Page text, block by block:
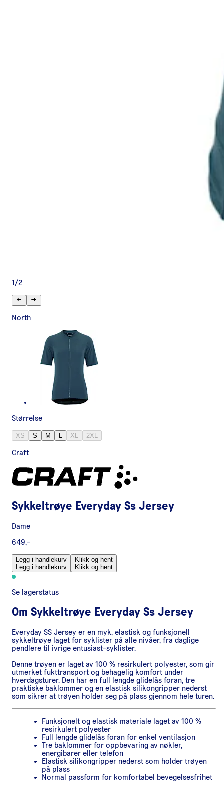
1 /2
North
Størrelse
XS S M L XL 2XL
Craft
Sykkeltrøye Everyday Ss Jersey
Dame
649,-
Legg i handlekurv
Legg i handlekurv
Klikk og hent
Klikk og hent
Se lagerstatus
Om Sykkeltrøye Everyday Ss Jersey
Everyday SS Jersey er en myk, elastisk og funksjonell
sykkeltrøye laget for syklister på alle nivåer, fra daglige
pendlere til ivrige entusiast-syklister.
Denne trøyen er laget av 100 % resirkulert polyester, som gir
utmerket fukttransport og behagelig komfort under
hverdagsturer. Den har en full lengde glidelås foran, tre
praktiske baklommer og en elastisk silikongripper nederst
som sikrer at trøyen holder seg på plass gjennom hele turen.
Funksjonelt og elastisk materiale laget av 100 %
resirkulert polyester
Full lengde glidelås foran for enkel ventilasjon
Tre baklommer for oppbevaring av nøkler,
energibarer eller telefon
Elastisk silikongripper nederst som holder trøyen
på plass
Normal passform for komfortabel bevegelsesfrihet